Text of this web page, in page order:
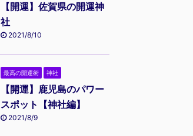
【開運】佐賀県の開運神
社
2021/8/10
最高の開運術 神社
【開運】鹿児島のパワー
スポット【神社編】
2021/8/9